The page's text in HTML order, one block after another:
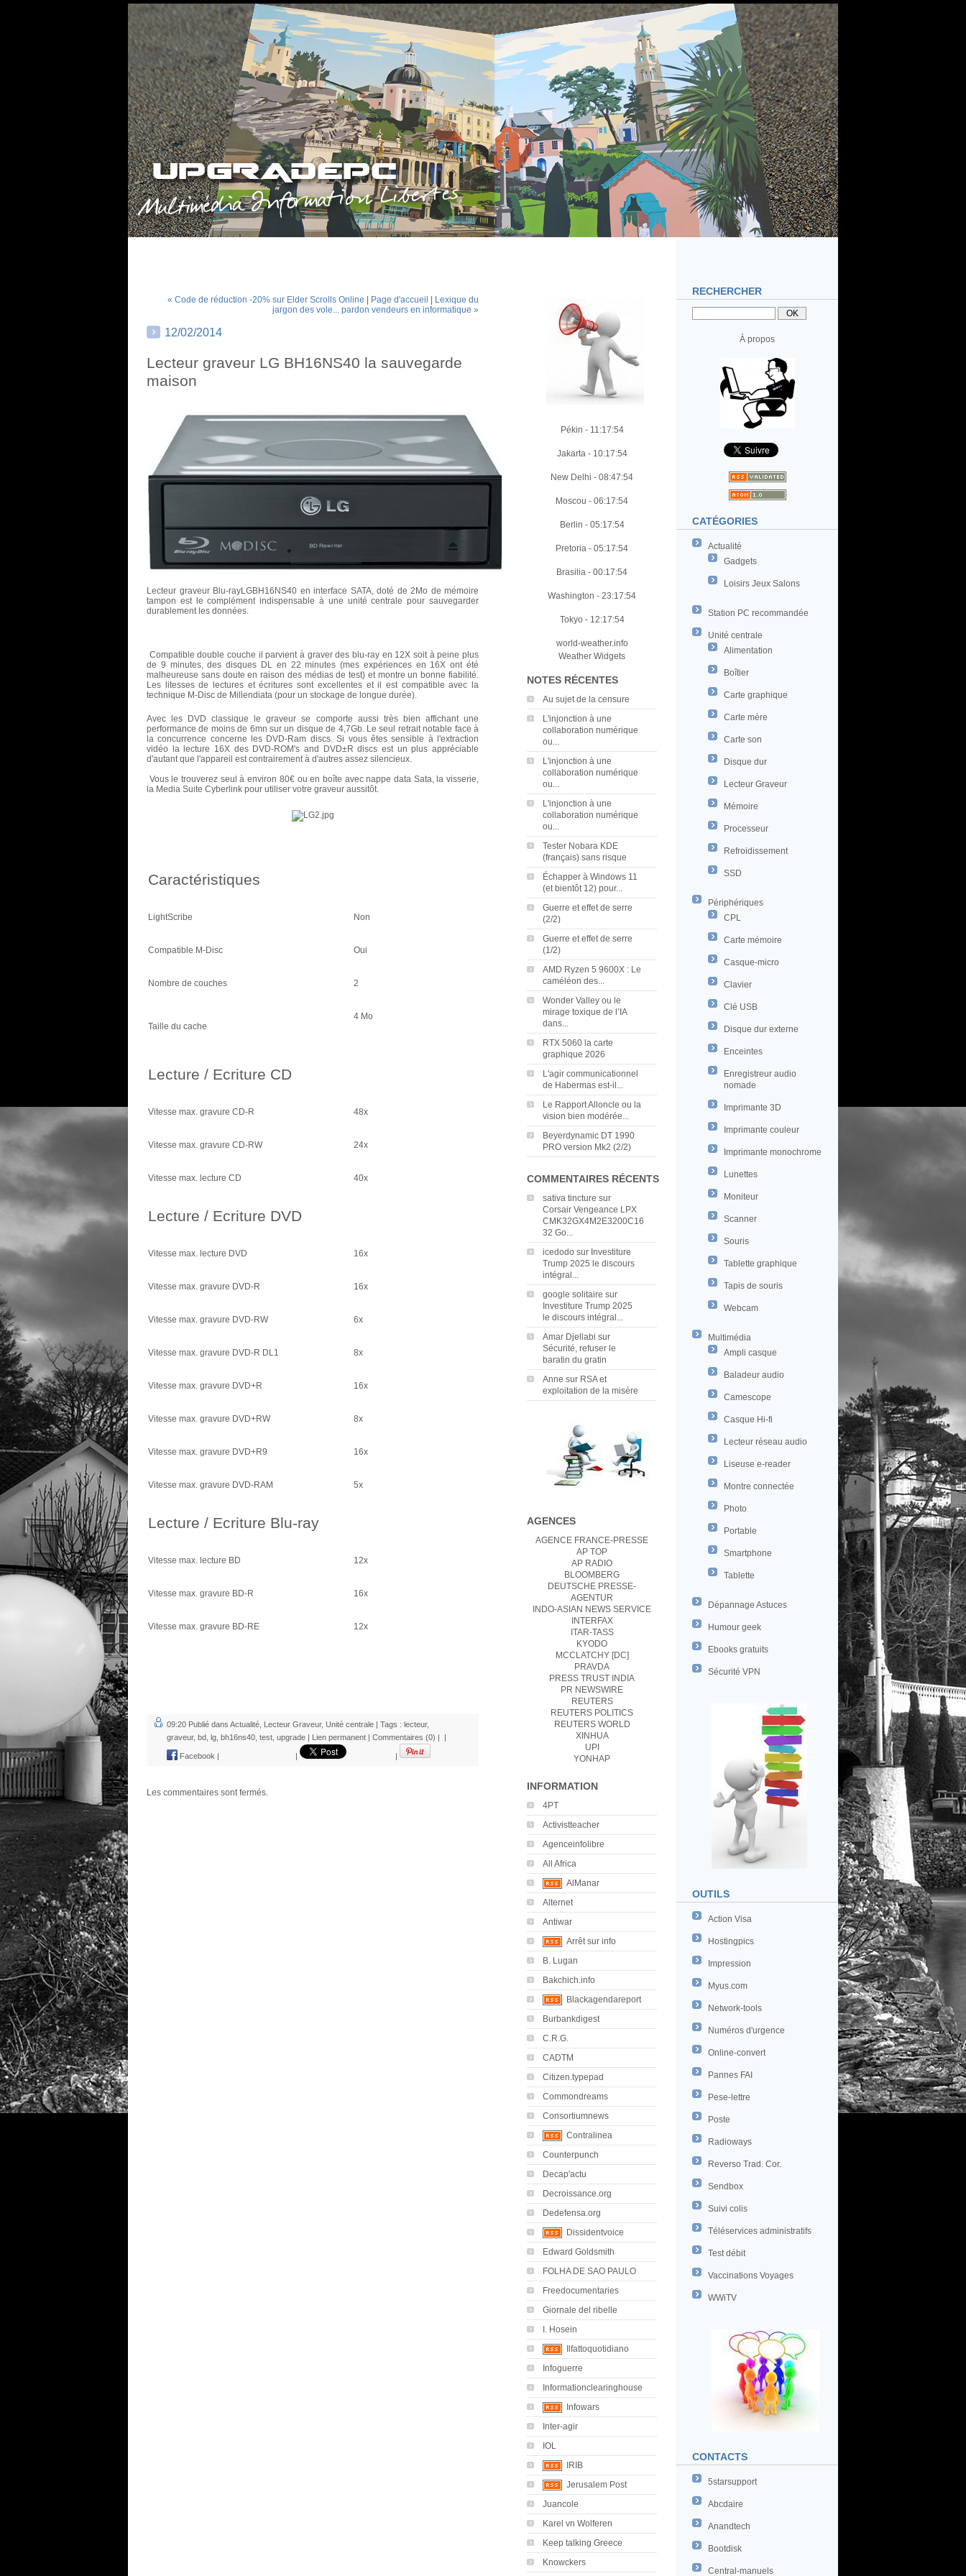
RECHERCHER
À propos
CATÉGORIES
Actualité
Gadgets
Loisirs Jeux Salons
Station PC recommandée
Unité centrale
Alimentation
Boîtier
Carte graphique
Carte mère
Carte son
Disque dur
Lecteur Graveur
Mémoire
Processeur
Refroidissement
SSD
Périphériques
CPL
Carte mémoire
Casque-micro
Clavier
Clé USB
Disque dur externe
Enceintes
Enregistreur audio
nomade
Imprimante 3D
Imprimante couleur
Imprimante monochrome
Lunettes
Moniteur
Scanner
Souris
Tablette graphique
Tapis de souris
Webcam
Multimédia
Ampli casque
Baladeur audio
Camescope
Casque Hi-fi
Lecteur réseau audio
Liseuse e-reader
Montre connectée
Photo
Portable
Smartphone
Tablette
Dépannage Astuces
Humour geek
Ebooks gratuits
Sécurité VPN
OUTILS
Action Visa
Hostingpics
Impression
Myus.com
Network-tools
Numéros d'urgence
Online-convert
Pannes FAI
Pese-lettre
Poste
Radioways
Reverso Trad. Cor.
Sendbox
Suivi colis
Téléservices administratifs
Test débit
Vaccinations Voyages
WWiTV
CONTACTS
5starsupport
Abcdaire
Anandtech
Bootdisk
Central-manuels
Pékin - 11:17:56
Jakarta- 10:17:56
New Delhi - 08:47:56
Moscou - 06:17:56
Berlin - 05:17:56
Pretoria - 05:17:56
Brasilia - 00:17:56
Washington - 23:17:56
Tokyo - 12:17:56
world-weather.info
Weather Widgets
NOTES RÉCENTES
Au sujet de la censure
L'injonction à une
collaboration numérique
ou...
L'injonction à une
collaboration numérique
ou...
L'injonction à une
collaboration numérique
ou...
Tester Nobara KDE
(français) sans risque
Échapper à Windows 11
(et bientôt 12) pour...
Guerre et effet de serre
(2/2)
Guerre et effet de serre
(1/2)
AMD Ryzen 5 9600X : Le
caméléon des...
Wonder Valley ou le
mirage toxique de l’IA
dans...
RTX 5060 la carte
graphique 2026
L'agir communicationnel
de Habermas est-il...
Le Rapport Alloncle ou la
vision bien modérée...
Beyerdynamic DT 1990
PRO version Mk2 (2/2)
COMMENTAIRES RÉCENTS
sativa tincture sur
Corsair Vengeance LPX
CMK32GX4M2E3200C16
32 Go...
icedodo sur Investiture
Trump 2025 le discours
intégral...
google solitaire sur
Investiture Trump 2025
le discours intégral...
Amar Djellabi sur
Sécurité, refuser le
baratin du gratin
Anne sur RSA et
exploitation de la misère
AGENCES
AGENCE FRANCE-PRESSE
AP TOP
AP RADIO
BLOOMBERG
DEUTSCHE PRESSE-
AGENTUR
INDO-ASIAN NEWS SERVICE
INTERFAX
ITAR-TASS
KYODO
MCCLATCHY [DC]
PRAVDA
PRESS TRUST INDIA
PR NEWSWIRE
REUTERS
REUTERS POLITICS
REUTERS WORLD
XINHUA
UPI
YONHAP
INFORMATION
4PT
Activistteacher
Agenceinfolibre
All Africa
AlManar
Alternet
Antiwar
Arrêt sur info
B. Lugan
Bakchich.info
Blackagendareport
Burbankdigest
C.R.G.
CADTM
Citizen.typepad
Commondreams
Consortiumnews
Contralinea
Counterpunch
Decap'actu
Decroissance.org
Dedefensa.org
Dissidentvoice
Edward Goldsmith
FOLHA DE SAO PAULO
Freedocumentaries
Giornale del ribelle
I. Hosein
Ilfattoquotidiano
Infoguerre
Informationclearinghouse
Infowars
Inter-agir
IOL
IRIB
Jerusalem Post
Juancole
Karel vn Wolferen
Keep talking Greece
Knowckers
« Code de réduction -20% sur Elder Scrolls Online Page d'accueil
Lexique du
jargon des vole... pardon vendeurs en informatique »
12/02/2014
Lecteur graveur LG BH16NS40 la sauvegarde
maison
Lecteur graveur Blu-rayLGBH16NS40 en interface SATA, doté de 2Mo de mémoire
tampon est le complément indispensable à une unité centrale pour sauvegarder
durablement les données.
Compatible double couche il parvient à graver des blu-ray en 12X soit à peine plus
de 9 minutes, des disques DL en 22 minutes (mes expériences en 16X ont été
malheureuse sans doute en raison des médias de test) et montre un bonne fiabilité.
Les litesses de lectures et écritures sont excellentes et il est compatible avec la
technique M-Disc de Millendiata (pour un stockage de longue durée).
Avec les DVD classique le graveur se comporte aussi très bien affichant une
performance de moins de 6mn sur un disque de 4,7Gb. Le seul retrait notable face à
la concurrence concerne les DVD-Ram discs. Si vous êtes sensible à l'extraction
vidéo la lecture 16X des DVD-ROM's and DVD±R discs est un plus appréciable
d'autant que l'appareil est contrairement à d'autres assez silencieux.
Vous le trouverez seul à environ 80€ ou en boîte avec nappe data Sata, la visserie,
la Media Suite Cyberlink pour utiliser votre graveur aussitôt.
Caractéristiques
LightScribe Non
Compatible M-Disc Oui
Nombre de couches 2
Taille du cache
4 Mo
Lecture / Ecriture CD
Vitesse max. gravure CD-R 48x
Vitesse max. gravure CD-RW 24x
Vitesse max. lecture CD 40x
Lecture / Ecriture DVD
Vitesse max. lecture DVD 16x
Vitesse max. gravure DVD-R 16x
Vitesse max. gravure DVD-RW 6x
Vitesse max. gravure DVD-R DL1 8x
Vitesse max. gravure DVD+R 16x
Vitesse max. gravure DVD+RW 8x
Vitesse max. gravure DVD+R9 16x
Vitesse max. gravure DVD-RAM 5x
Lecture / Ecriture Blu-ray
Vitesse max. lecture BD 12x
Vitesse max. gravure BD-R 16x
Vitesse max. gravure BD-RE 12x
09:20 Publié dans Actualité Lecteur Graveur, Unité centrale | Tags : lecteur,
graveur, bd lg bh16ns40 test upgrade | Lien permanent | Commentaires (0) | |
Facebook | | |
Les commentaires sont fermés.